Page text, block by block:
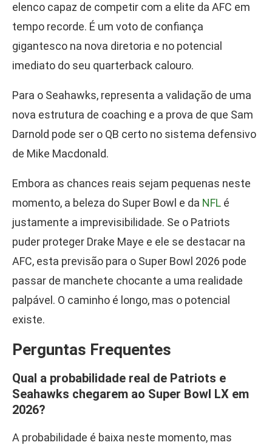
elenco capaz de competir com a elite da AFC em
tempo recorde. É um voto de confiança
gigantesco na nova diretoria e no potencial
imediato do seu quarterback calouro.
Para o Seahawks, representa a validação de uma
nova estrutura de coaching e a prova de que Sam
Darnold pode ser o QB certo no sistema defensivo
de Mike Macdonald.
Embora as chances reais sejam pequenas neste
momento, a beleza do Super Bowl e da NFL é
justamente a imprevisibilidade. Se o Patriots
puder proteger Drake Maye e ele se destacar na
AFC, esta previsão para o Super Bowl 2026 pode
passar de manchete chocante a uma realidade
palpável. O caminho é longo, mas o potencial
existe.
Perguntas Frequentes
Qual a probabilidade real de Patriots e
Seahawks chegarem ao Super Bowl LX em
2026?
A probabilidade é baixa neste momento, mas